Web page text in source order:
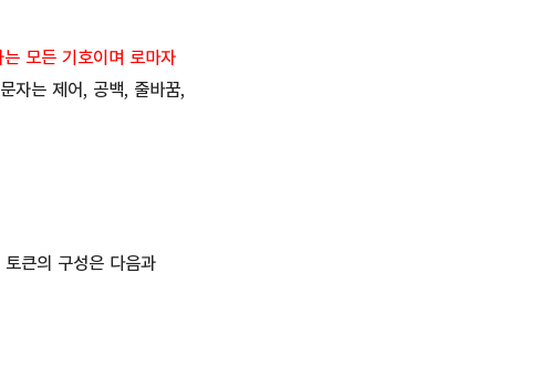
모든 기호이며 로마자
자는 제어, 공백, 줄바꿈,
토큰의 구성은 다음과